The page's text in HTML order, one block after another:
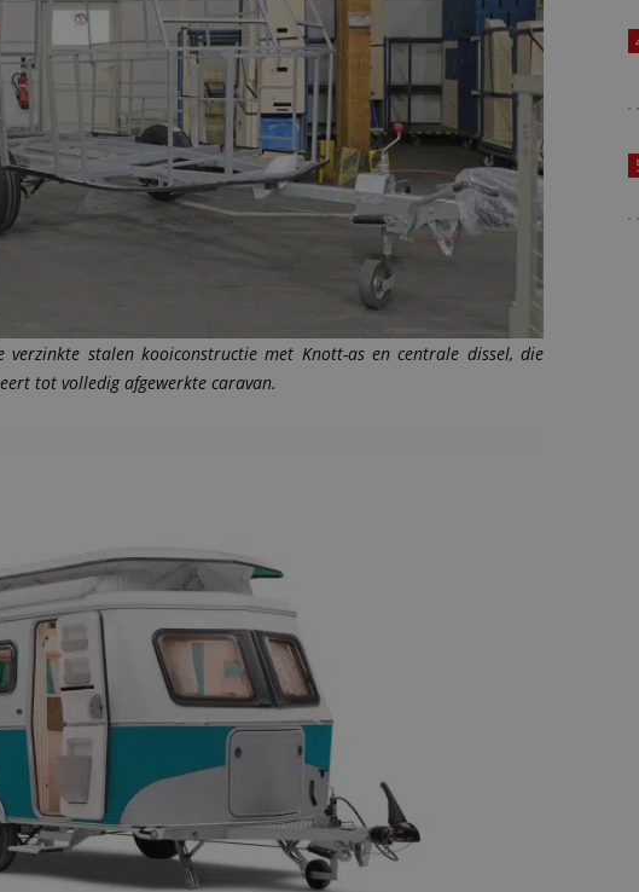
verzinkte stalen kooiconstructie met Knott-as en centrale dissel, die
tot volledig afgewerkte caravan.